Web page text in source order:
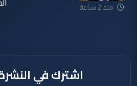
منذ 2 ساعة
اشترك في النشرة